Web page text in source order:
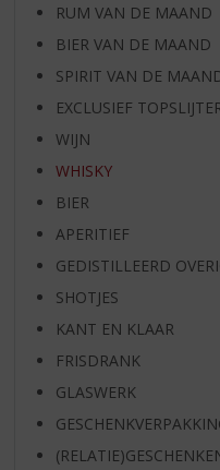
RUM VAN DE MAAND
BIER VAN DE MAAND
SPIRIT VAN DE
EXCLUSIEF
WIJN
WHISKY
BIER
APERITIEF
GEDISTILLEERD
SHOTJES
KANT EN KLAAR
FRISDRANK
GLASWERK